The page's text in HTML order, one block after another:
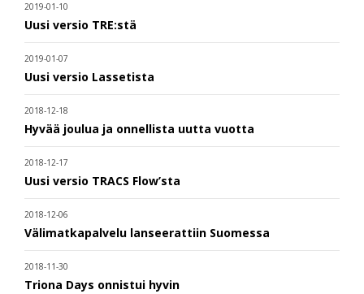
2019-01-10
Uusi versio TRE:stä
2019-01-07
Uusi versio Lassetista
2018-12-18
Hyvää joulua ja onnellista uutta vuotta
2018-12-17
Uusi versio TRACS Flow’sta
2018-12-06
Välimatkapalvelu lanseerattiin Suomessa
2018-11-30
Triona Days onnistui hyvin